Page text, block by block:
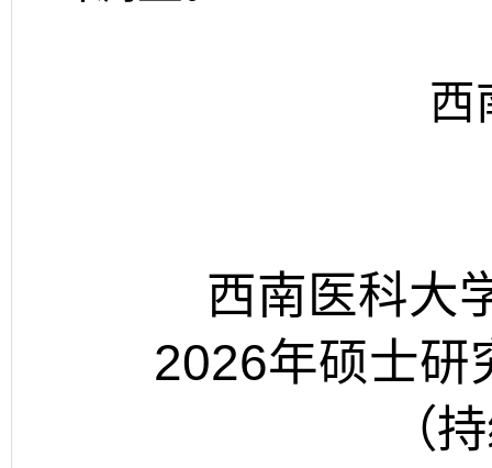
西
西南医科大
2026年硕士研
（